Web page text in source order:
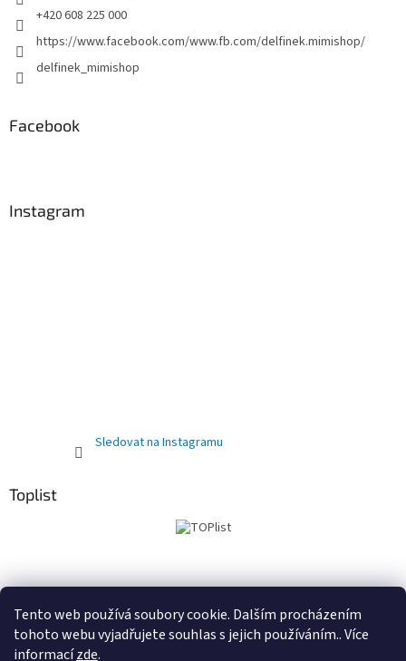
Tento web používá soubory cookie. Dalším procházením
tohoto webu vyjadřujete souhlas s jejich používáním.. Více
informacízde.
+420 608 225 000
https://www.facebook.com/www.fb.com/delfinek.mimishop/
delfinek_mimishop
Facebook
Instagram
Sledovat na Instagramu
Toplist